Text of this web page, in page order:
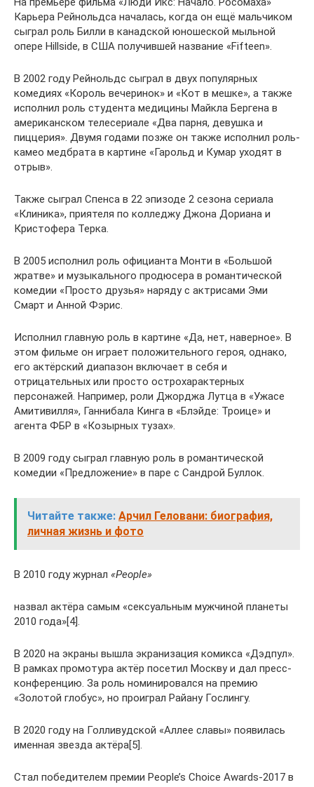
Карьера Рейнольдса началась, когда он ещё мальчиком
сыграл роль Билли в канадской юношеской мыльной
опере Hillside, в США получившей название «Fifteen».
В 2002 году Рейнольдс сыграл в двух популярных
комедиях «Король вечеринок» и «Кот в мешке», а также
исполнил роль студента медицины Майкла Бергена в
американском телесериале «Два парня, девушка и
пиццерия». Двумя годами позже он также исполнил роль-
камео медбрата в картине «Гарольд и Кумар уходят в
отрыв».
Также сыграл Спенса в 22 эпизоде 2 сезона сериала
«Клиника», приятеля по колледжу Джона Дориана и
Кристофера Терка.
В 2005 исполнил роль официанта Монти в «Большой
жратве» и музыкального продюсера в романтической
комедии «Просто друзья» наряду с актрисами Эми
Смарт и Анной Фэрис.
Исполнил главную роль в картине «Да, нет, наверное». В
этом фильме он играет положительного героя, однако,
его актёрский диапазон включает в себя и
отрицательных или просто острохарактерных
персонажей. Например, роли Джорджа Лутца в «Ужасе
Амитивилля», Ганнибала Кинга в «Блэйде: Троице» и
агента ФБР в «Козырных тузах».
В 2009 году сыграл главную роль в романтической
комедии «Предложение» в паре с Сандрой Буллок.
Читайте также: Арчил Геловани: биография,
личная жизнь и фото
В 2010 году журнал «People»
назвал актёра самым «сексуальным мужчиной планеты
2010 года»[4].
В 2020 на экраны вышла экранизация комикса «Дэдпул».
В рамках промотура актёр посетил Москву и дал пресс-
конференцию. За роль номинировался на премию
«Золотой глобус», но проиграл Райану Гослингу.
В 2020 году на Голливудской «Аллее славы» появилась
именная звезда актёра[5].
Стал победителем премии People’s Choice Awards-2017 в